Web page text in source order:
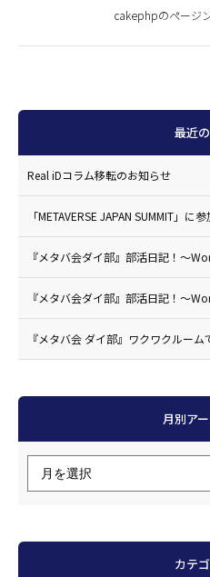
cakephpのページ
最近
Real iDコラム移転のお知らせ
「METAVERSE JAPAN SUMMIT」に
『メタバ会ダイ部』部活日記！〜
『メタバ会ダイ部』部活日記！〜
『メタバ会 ダイ部』ワクワクルーム
月別ア
カテ